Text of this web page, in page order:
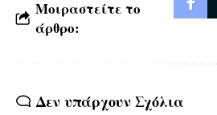
Μοιραστείτε το
άρθρο:
Δεν υπάρχουν Σχόλια